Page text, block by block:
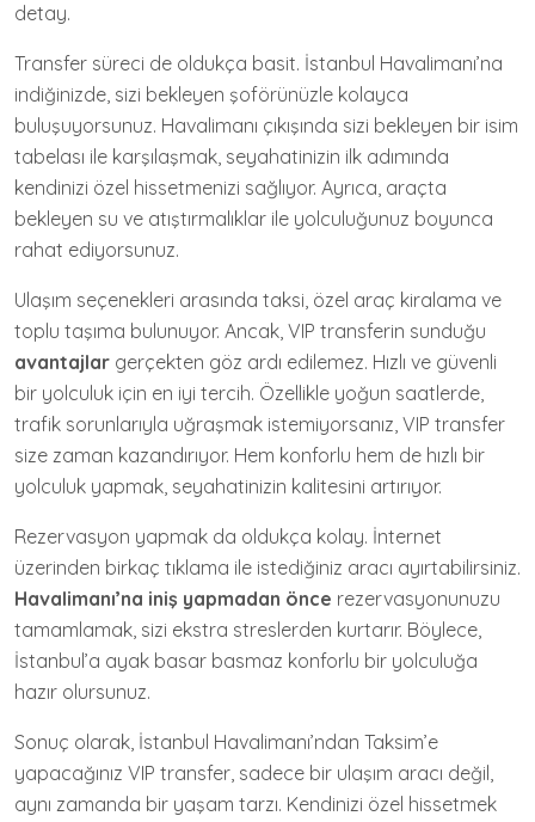
detay.
Transfer süreci de oldukça basit. İstanbul Havalimanı’na
indiğinizde, sizi bekleyen şoförünüzle kolayca
buluşuyorsunuz. Havalimanı çıkışında sizi bekleyen bir isim
tabelası ile karşılaşmak, seyahatinizin ilk adımında
kendinizi özel hissetmenizi sağlıyor. Ayrıca, araçta
bekleyen su ve atıştırmalıklar ile yolculuğunuz boyunca
rahat ediyorsunuz.
Ulaşım seçenekleri arasında taksi, özel araç kiralama ve
toplu taşıma bulunuyor. Ancak, VIP transferin sunduğu
avantajlar gerçekten göz ardı edilemez. Hızlı ve güvenli
bir yolculuk için en iyi tercih. Özellikle yoğun saatlerde,
trafik sorunlarıyla uğraşmak istemiyorsanız, VIP transfer
size zaman kazandırıyor. Hem konforlu hem de hızlı bir
yolculuk yapmak, seyahatinizin kalitesini artırıyor.
Rezervasyon yapmak da oldukça kolay. İnternet
üzerinden birkaç tıklama ile istediğiniz aracı ayırtabilirsiniz.
Havalimanı’na iniş yapmadan önce rezervasyonunuzu
tamamlamak, sizi ekstra streslerden kurtarır. Böylece,
İstanbul’a ayak basar basmaz konforlu bir yolculuğa
hazır olursunuz.
Sonuç olarak, İstanbul Havalimanı’ndan Taksim’e
yapacağınız VIP transfer, sadece bir ulaşım aracı değil,
aynı zamanda bir yaşam tarzı. Kendinizi özel hissetmek